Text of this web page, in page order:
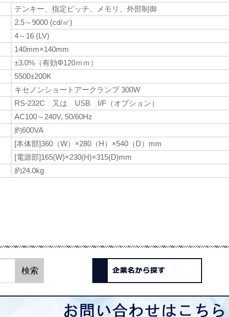
テンキー、指定ピッチ、メモリ、外部制御
2.5～9000 (cd/㎡)
4～16 (LV)
140mm×140mm
±3.0%（有効Φ120ｍｍ）
5500±200K
キセノンショートアークランプ 300W
RS-232C 又は USB I/F（オプション）
AC100～240V, 50/60Hz
約600VA
[本体部]360（W）×280（H）×540（D）mm
[電源部]165(W)×230(H)×315(D)mm
約24.0kg